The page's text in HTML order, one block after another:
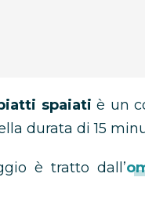
spaiati è un
durata di 15
è tratto dall’